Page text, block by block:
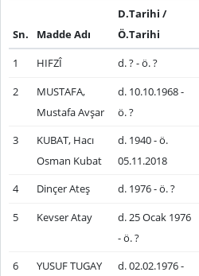
Sn. Madde Adı
D.Tarihi /
Ö.Tarihi
1
HIFZÎ d. ? - ö. ?
2
MUSTAFA,
Mustafa Avşar
d. 10.10.1968 -
ö. ?
3
KUBAT, Hacı
Osman Kubat
d. 1940 - ö.
05.11.2018
4 Dinçer Ateş d. 1976 - ö. ?
5 Kevser Atay
d. 25 Ocak 1976
- ö. ?
6 YUSUF TUGAY
d. 02.02.1976 -